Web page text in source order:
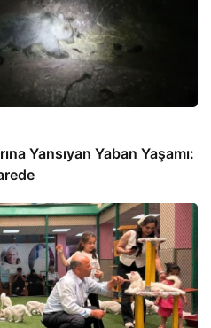
Yansıyan Yaban Yaşamı: